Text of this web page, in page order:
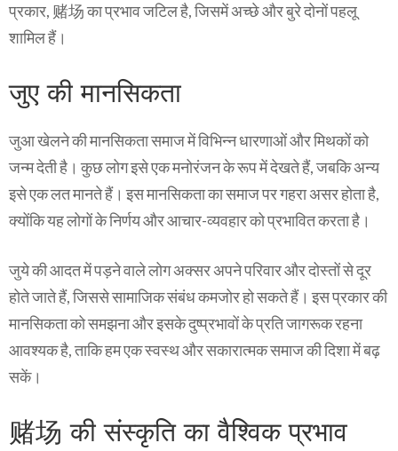
प्रकार, 赌场 का प्रभाव जटिल है, जिसमें अच्छे और बुरे दोनों पहलू
शामिल हैं।
जुए की मानसिकता
जुआ खेलने की मानसिकता समाज में विभिन्न धारणाओं और मिथकों को
जन्म देती है। कुछ लोग इसे एक मनोरंजन के रूप में देखते हैं, जबकि अन्य
इसे एक लत मानते हैं। इस मानसिकता का समाज पर गहरा असर होता है,
क्योंकि यह लोगों के निर्णय और आचार-व्यवहार को प्रभावित करता है।
जुये की आदत में पड़ने वाले लोग अक्सर अपने परिवार और दोस्तों से दूर
होते जाते हैं, जिससे सामाजिक संबंध कमजोर हो सकते हैं। इस प्रकार की
मानसिकता को समझना और इसके दुष्प्रभावों के प्रति जागरूक रहना
आवश्यक है, ताकि हम एक स्वस्थ और सकारात्मक समाज की दिशा में बढ़
सकें।
赌场 की संस्कृति का वैश्विक प्रभाव